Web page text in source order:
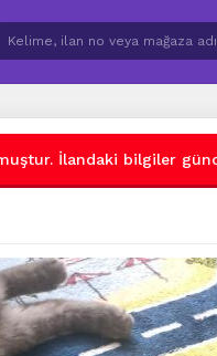
İlandaki bilgiler